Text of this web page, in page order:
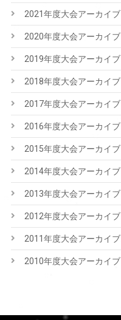
2021年度大会アーカイブ
2020年度大会アーカイブ
2019年度大会アーカイブ
2018年度大会アーカイブ
2017年度大会アーカイブ
2016年度大会アーカイブ
2015年度大会アーカイブ
2014年度大会アーカイブ
2013年度大会アーカイブ
2012年度大会アーカイブ
2011年度大会アーカイブ
2010年度大会アーカイブ